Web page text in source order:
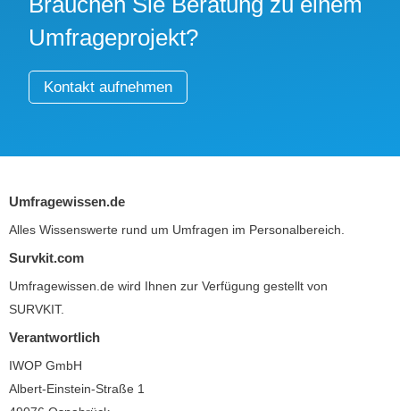
Umfrageprojekt?
Kontakt aufnehmen
Umfragewissen.de
Alles Wissenswerte rund um Umfragen im Personalbereich.
Survkit.com
Umfragewissen.de wird Ihnen zur Verfügung gestellt von
SURVKIT.
Verantwortlich
IWOP GmbH
Albert-Einstein-Straße 1